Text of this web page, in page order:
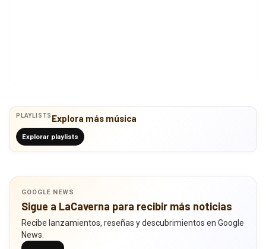
PLAYLISTS Explora más música
Explorar playlists
GOOGLE NEWS
Sigue a LaCaverna para recibir más noticias
Recibe lanzamientos, reseñas y descubrimientos en Google
News.